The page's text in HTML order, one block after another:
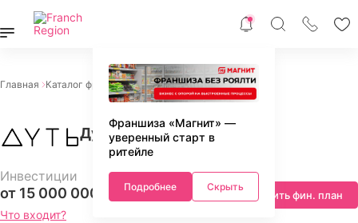
Франшиза «Магнит» —
уверенный старт в
ритейле
Подробнее Скрыть
Главная Каталог франшиз Питание Кальянные Дуть
Дуть
Инвестиции
от 15 000 000 ₽
Что входит?
Запросить фин. план